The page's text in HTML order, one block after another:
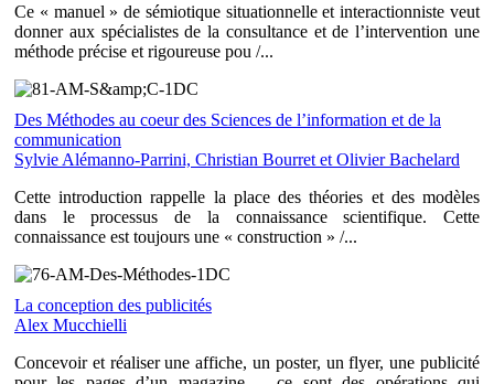
Ce « manuel » de sémiotique situationnelle et interactionniste veut
donner aux spécialistes de la consultance et de l’intervention une
méthode précise et rigoureuse pou /...
Des Méthodes au coeur des Sciences de l’information et de la
communication
Sylvie Alémanno-Parrini, Christian Bourret et Olivier Bachelard
Cette introduction rappelle la place des théories et des modèles
dans le processus de la connaissance scientifique. Cette
connaissance est toujours une « construction » /...
La conception des publicités
Alex Mucchielli
Concevoir et réaliser une affiche, un poster, un flyer, une publicité